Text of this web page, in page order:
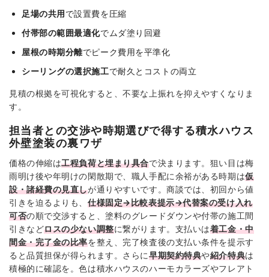
足場の共用で設置費を圧縮
付帯部の範囲最適化でムダ塗り回避
屋根の時期分離でピーク費用を平準化
シーリングの選択施工で耐久とコストの両立
見積の根拠を可視化すると、不要な上振れを抑えやすくなりま
す。
担当者との交渉や時期選びで得する積水ハウス
外壁塗装の裏ワザ
価格の伸縮は工程負荷と埋まり具合で決まります。狙い目は梅
雨明け後や年明けの閑散期で、職人手配に余裕がある時期は仮
設・諸経費の見直しが通りやすいです。商談では、初回から値
引きを迫るよりも、仕様固定→比較表提示→代替案の受け入れ
可否の順で交渉すると、塗料のグレードダウンや付帯の施工間
引きなどロスの少ない調整に繋がります。支払いは着工金・中
間金・完了金の比率を整え、完了検査後の支払い条件を提示す
ると品質担保が得られます。さらに早期契約特典や紹介特典は
積極的に確認を。色は積水ハウスのハーモカラーズやフレアト